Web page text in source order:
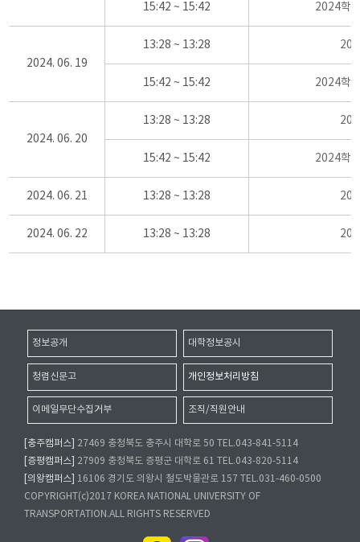
15:42 ~ 15:42 2024학
2024. 06. 19
13:28 ~ 13:28
15:42 ~ 15:42 2024학
2024. 06. 20
13:28 ~ 13:28
15:42 ~ 15:42 2024학
2024. 06. 21 13:28 ~ 13:28
2024. 06. 22 13:28 ~ 13:28
정보공개 대학정보공시
청렴신문고 개인정보처리방침
이메일무단수집거부 조직/직원안내
[충주캠퍼스]
27469 충청북도 충주시 대학로 50 TEL.043-841-5114
[증평캠퍼스]
27909 충청북도 증평군 대학로 61 TEL.043-820-5114
[의왕캠퍼스]
16106 경기도 의왕시 철도박물관로 157 TEL.031-460-0500
COPYRIGHT(c)2017 KOREA NATIONAL UNIVERSITY OF
TRANSPORTATION.ALL RIGHTS RESERVED